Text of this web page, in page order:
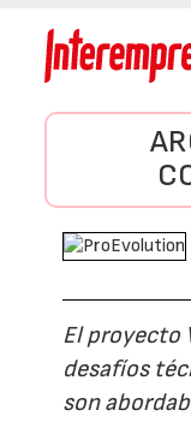
El proyecto
desafíos
son